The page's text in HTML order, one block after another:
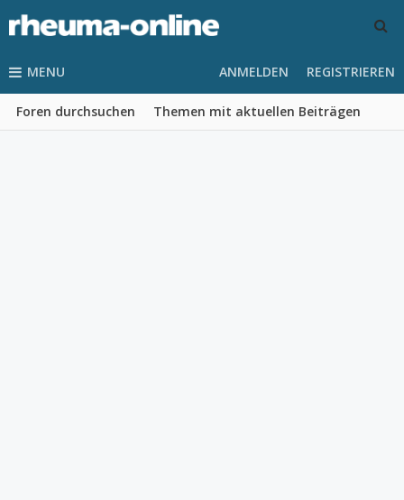
MENU
Foren durchsuchen Themen mit aktuellen Beiträgen
ANMELDEN REGISTRIEREN